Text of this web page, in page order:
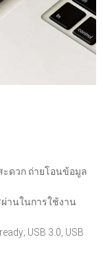
ะดวก ถ่ายโอนข้อมูล
านในการใช้งาน
USB 3.0, USB